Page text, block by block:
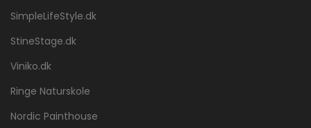
SimpleLifeStyle.dk
StineStage.dk
Viniko.dk
Ringe Naturskole
Nordic Painthouse